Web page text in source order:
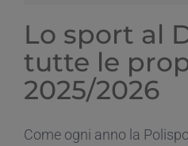
Lo sport al
tutte le
2025/2026
Come ogni anno la